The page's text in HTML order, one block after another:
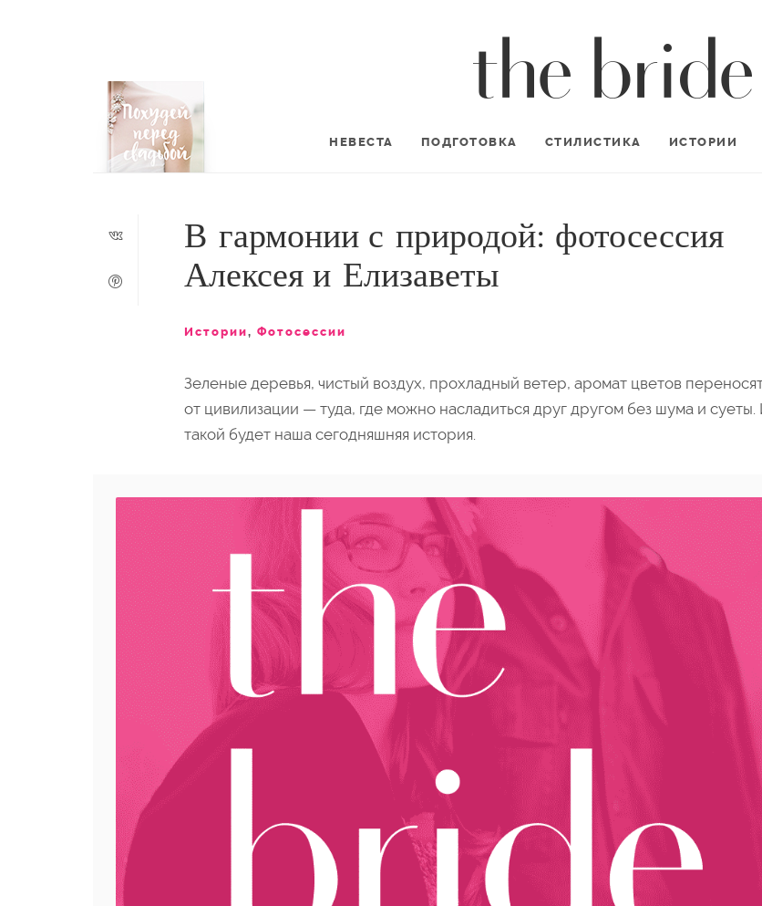
НЕВЕСТА ПОДГОТОВКА СТИЛИСТИКА ИСТОРИИ
В гармонии с природой: фотосессия
Алексея и Елизаветы
Истории, Фотосессии
Зеленые деревья, чистый воздух, прохладный ветер, аромат цветов
от цивилизации — туда, где можно насладиться друг другом без шума и
такой будет наша сегодняшняя история.